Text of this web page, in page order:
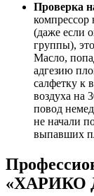
Проверка
компрессор
(даже если
группы),
Масло,
адгезию
салфетку к
воздуха на
повод
не начали
выпавших
«ХАРИКО